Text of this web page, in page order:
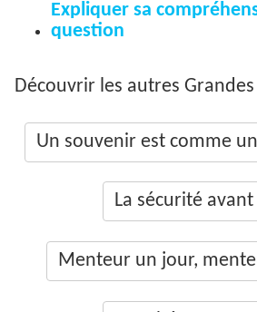
Expliquer sa
question
Découvrir les autres
Un souvenir est comme
La sécurité
Menteur un jour,